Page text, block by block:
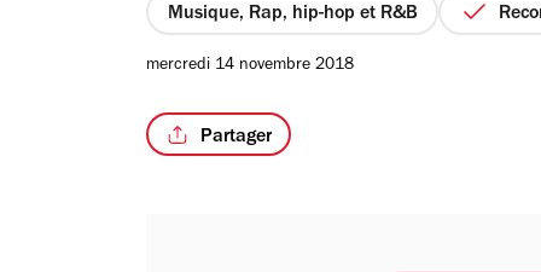
étoiles
Musique, Rap, hip-hop et R&B
mercredi 14 novembre 2018
Partager